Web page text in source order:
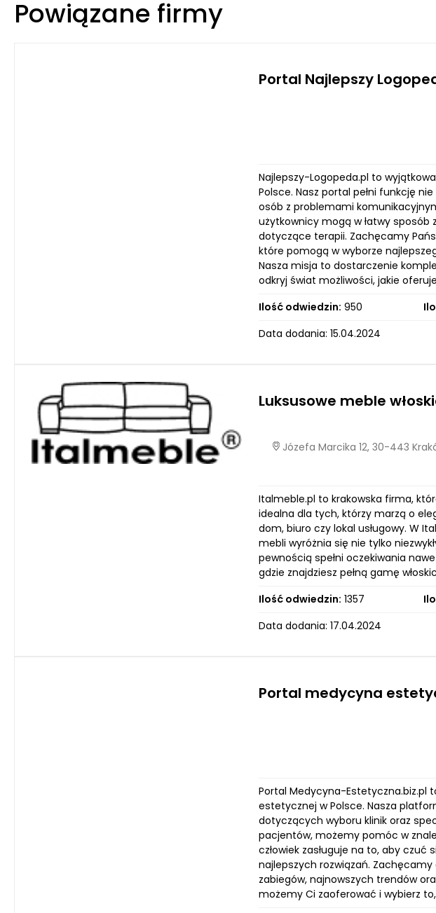
Powiązane firmy
Portal Najlepszy
Najlepszy-Logopeda.pl to
Polsce. Nasz portal pełni funkcję
osób z problemami
użytkownicy mogą w łatwy
dotyczące terapii. Zachęcamy
które pomogą w wyborze
Nasza misja to dostarczenie
odkryj świat możliwości, jakie
Ilość odwiedzin: 950
Data dodania: 15.04.2024
Luksusowe meble
Józefa Marcika 12, 30-443
Italmeble.pl to krakowska firma,
idealna dla tych, którzy marzą o
dom, biuro czy lokal usługowy. W
mebli wyróżnia się nie tylko
pewnością spełni oczekiwania
gdzie znajdziesz pełną gamę
Ilość odwiedzin: 1357
Data dodania: 17.04.2024
Portal medycyna
Portal Medycyna-Estetyczna.biz.pl
estetycznej w Polsce. Nasza
dotyczących wyboru klinik oraz
pacjentów, możemy pomóc w
człowiek zasługuje na to, aby
najlepszych rozwiązań.
zabiegów, najnowszych trendów
możemy Ci zaoferować i wybierz